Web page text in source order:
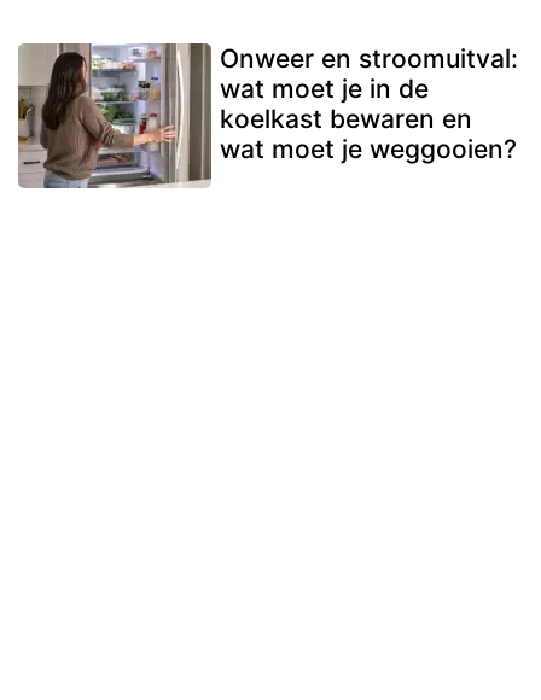
Onweer en stroomuitval:
wat moet je in de
koelkast bewaren en
wat moet je weggooien?